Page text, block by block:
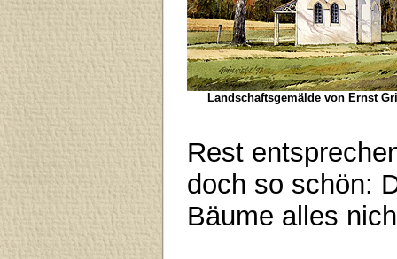
Landschaftsgemälde von Ernst
Rest
doch so schön:
Bäume alles